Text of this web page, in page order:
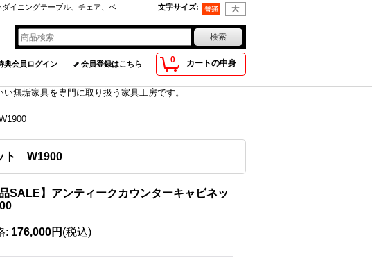
イニングテーブル、チェア、ベ
文字サイズ:
0 カートの中身
典会員ログイン 会員登録はこちら
無垢家具を専門に取り扱う家具工房です。
ト W1900
品SALE】アンティークカウンターキャビネッ
: 176,000円 (税込)